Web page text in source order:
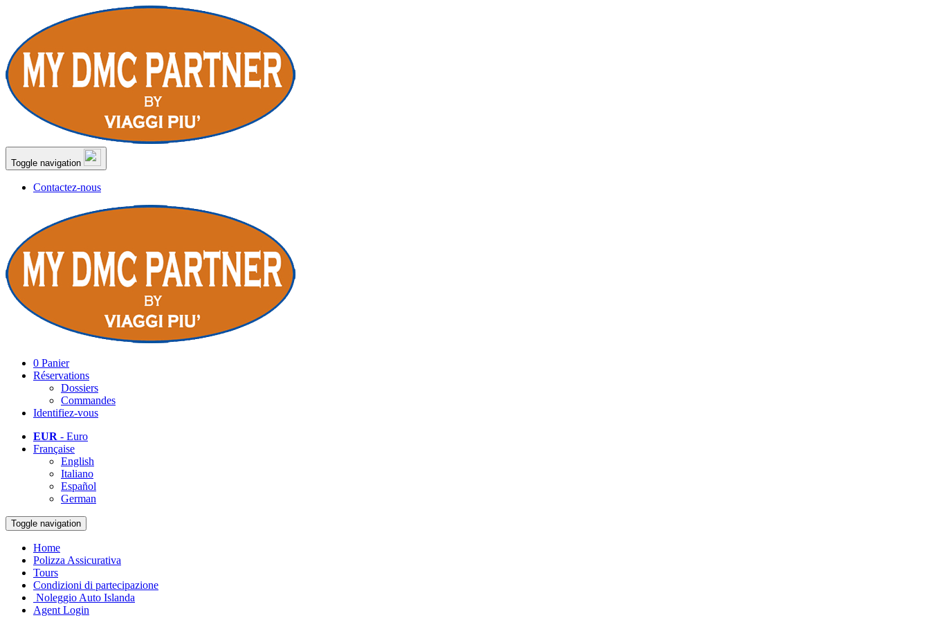
Toggle navigation
Contactez-nous
0 Panier
Réservations
Dossiers
Commandes
Identifiez-vous
EUR - Euro
Française
English
Italiano
Español
German
Toggle navigation
Home
Polizza Assicurativa
Tours
Condizioni di partecipazione
Noleggio Auto Islanda
Agent Login